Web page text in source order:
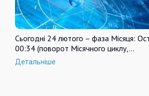
Сьогодні 24 лютого – фаза Місяця:
00:34 (поворот Місячного циклу,…
Детальніше